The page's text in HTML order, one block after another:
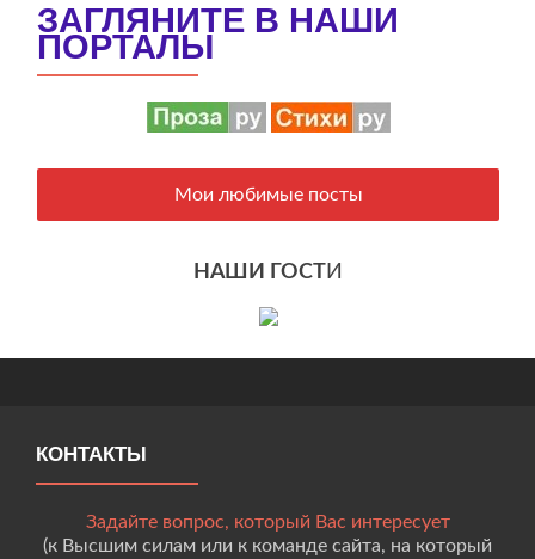
ЗАГЛЯНИТЕ В НАШИ
ПОРТАЛЫ
Мои любимые посты
НАШИ ГОСТИ
КОНТАКТЫ
Задайте вопрос, который Вас интересует
(к Высшим силам или к команде сайта, на который